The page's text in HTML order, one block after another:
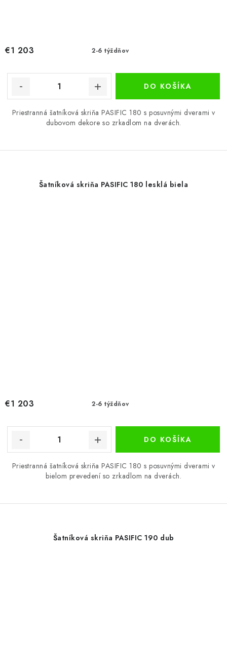
2-6 týždňov
€1 203
DO KOŠÍKA
Priestranná šatníková skriňa PASIFIC 180 s posuvnými dverami v
dubovom dekore so zrkadlom na dverách.
Šatníková skriňa PASIFIC 180 lesklá biela
2-6 týždňov
€1 203
DO KOŠÍKA
Priestranná šatníková skriňa PASIFIC 180 s posuvnými dverami v
bielom prevedení so zrkadlom na dverách.
Šatníková skriňa PASIFIC 190 dub